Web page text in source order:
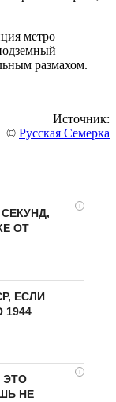
метро
размахом.
Источник:
© Русская Семерка
i
ОТ
ЕСЛИ
i
ЭТО
НЕ